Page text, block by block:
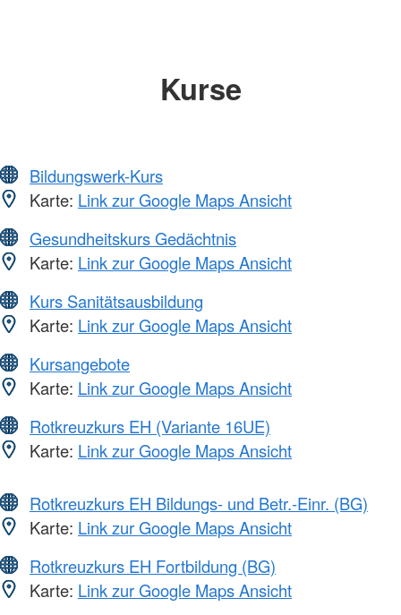
Kurse
Bildungswerk-Kurs
Karte: Link zur Google Maps Ansicht
Gesundheitskurs Gedächtnis
Karte: Link zur Google Maps Ansicht
Kurs Sanitätsausbildung
Karte: Link zur Google Maps Ansicht
Kursangebote
Karte: Link zur Google Maps Ansicht
Rotkreuzkurs EH (Variante 16UE)
Karte: Link zur Google Maps Ansicht
Rotkreuzkurs EH Bildungs- und Betr.-Einr. (BG)
Karte: Link zur Google Maps Ansicht
Rotkreuzkurs EH Fortbildung (BG)
Karte: Link zur Google Maps Ansicht